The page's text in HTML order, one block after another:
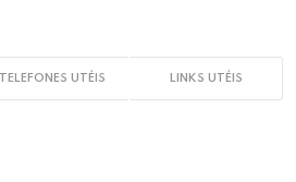
TELEFONES UTÉIS LINKS UTÉIS